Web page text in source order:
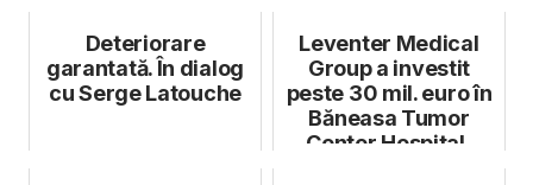
Deteriorare
garantată. În dialog
cu Serge Latouche
Leventer Medical
Group a investit
peste 30 mil. euro în
Băneasa Tumor
Center Hospital,